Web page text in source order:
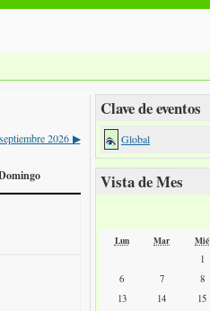
septiembre 2026 ▶
Clave de eventos
Global
Vista de Mes
Lun Mar Mié
1
6
7 8
13
14 15